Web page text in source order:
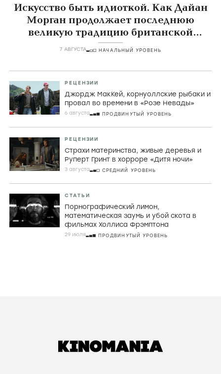
Искусство быть идиоткой. Как Дайан
Морган продолжает последнюю
великую традицию британской
комедии
7 АВГУСТА НАЧАЛЬНЫЙ УРОВЕНЬ
РЕЦЕНЗИИ
Джордж МакКей, корнуоллские рыбаки и
провал во времени в «Розе Невады»
6 августа ПРОДВИНУТЫЙ УРОВЕНЬ
РЕЦЕНЗИИ
Страхи материнства, живые деревья и
Руперт Гринт в хорроре «Дитя ночи»
3 августа СРЕДНИЙ УРОВЕНЬ
СТАТЬИ
Порнографический лимон,
математическая заумь и убой скота в
фильмах Холлиса Фрэмптона
29 июля ПРОДВИНУТЫЙ УРОВЕНЬ